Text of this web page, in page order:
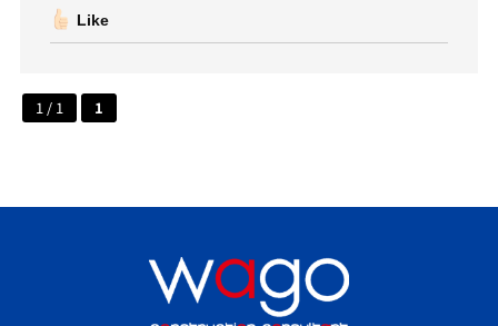
Like
1 / 1 1